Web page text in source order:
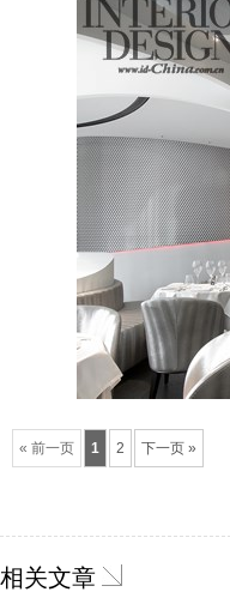
« 前一页 1 2 下一页 »
相关文章